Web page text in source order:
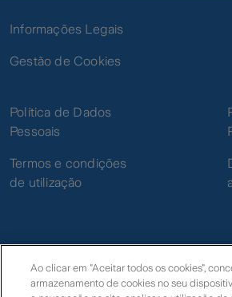
Informações Legais
Gestão de Cookies
Política de Dados
Pessoais
Termos e condições
de utilização
©
Ao clicar em "Aceitar todos os cookies",
armazenamento de cookies no seu